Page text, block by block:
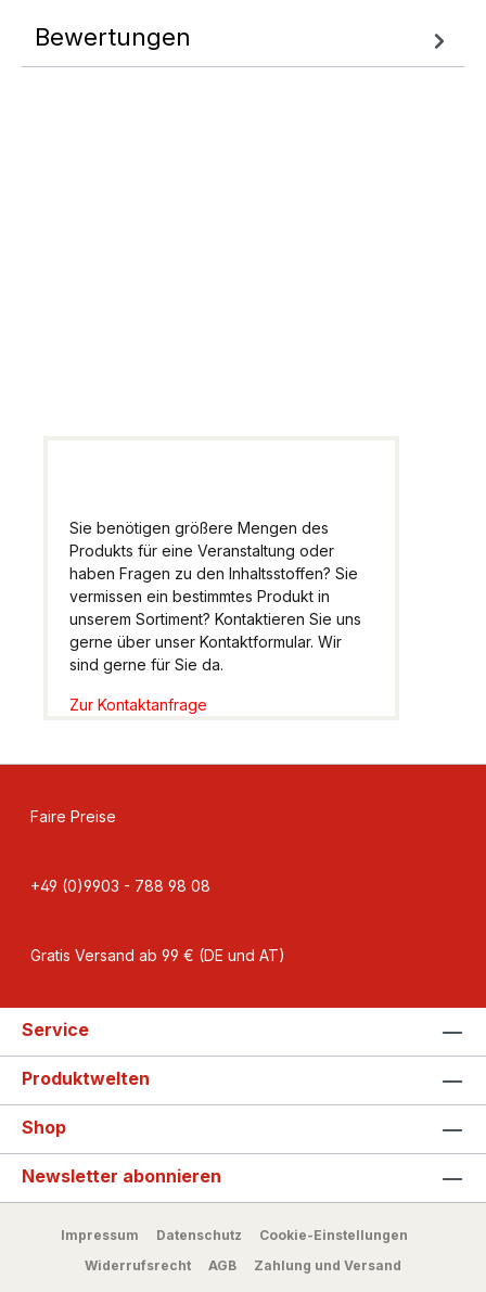
Bewertungen
Sie benötigen größere Mengen des
Produkts für eine Veranstaltung oder
haben Fragen zu den Inhaltsstoffen? Sie
vermissen ein bestimmtes Produkt in
unserem Sortiment? Kontaktieren Sie uns
gerne über unser Kontaktformular. Wir
sind gerne für Sie da.
Zur Kontaktanfrage
Faire Preise
+49 (0)9903 - 788 98 08
Gratis Versand ab 99 € (DE und AT)
Service
Produktwelten
Shop
Newsletter abonnieren
Impressum Datenschutz
Cookie-Einstellungen
Widerrufsrecht
AGB Zahlung und Versand